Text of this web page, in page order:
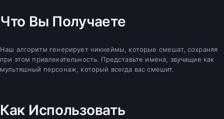
Что Вы Получаете
Наш алгоритм генерирует никнеймы, которые смешат, сохраняя
при этом привлекательность. Представьте имена, звучащие как
мультяшный персонаж, который всегда вас смешит.
Как Использовать